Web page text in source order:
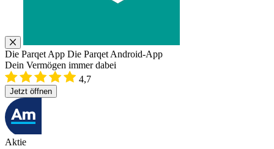
Die Parqet App Die Parqet Android-App
Dein Vermögen immer dabei
4,7
Jetzt öffnen
Aktie